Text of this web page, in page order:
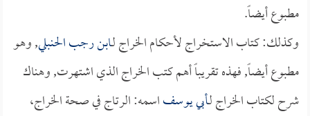
مطبوع أيضاً.
وكذلك: كتاب الاستخراج لأحكام الخراج لـابن رجب الحنبلي, وهو
مطبوع أيضاً, فهذه تقريباً أهم كتب الخراج الذي اشتهرت, وهناك
شرح لكتاب الخراج لـأبي يوسفاسمه: الرتاج في صحة الخراج،